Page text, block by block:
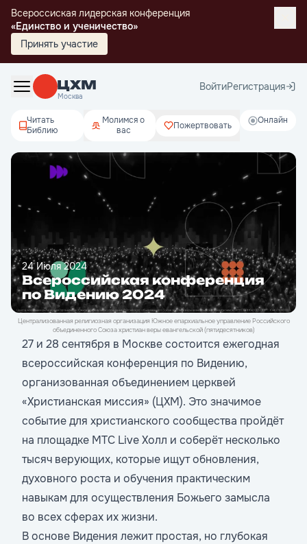
Всероссиская лидерская конференция
«Единство и ученичество»
Принять участие
Москва
ВойтиРегистрация
Онлайн
Читать
Библию
Молимся о
вас
Пожертвовать
24 Июля 2024
Всероссийская конференция
по Видению 2024
Централизованная религиозная организация Южное епархиальное управление Российского
объединенного Союза христиан веры евангельской (пятидесятников)
27 и 28 сентября в Москве состоится ежегодная
всероссийская конференция по Видению,
организованная объединением церквей
«Христианская миссия» (ЦХМ). Это значимое
событие для христианского сообщества пройдёт
на площадке МТС Live Холл и соберёт несколько
тысяч верующих, которые ищут обновления,
духовного роста и обучения практическим
навыкам для осуществления Божьего замысла
во всех сферах их жизни.
В основе Видения лежит простая, но глубокая